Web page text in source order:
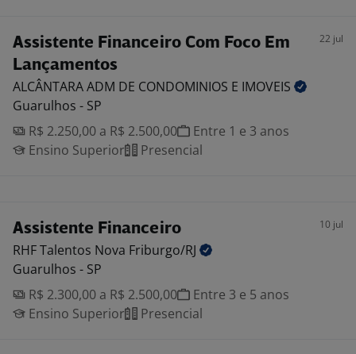
Assistente Financeiro Com Foco Em
Lançamentos
22 jul
ALCÂNTARA ADM DE CONDOMINIOS E IMOVEIS
Guarulhos - SP
R$ 2.250,00 a R$ 2.500,00
Entre 1 e 3 anos
Ensino Superior
Presencial
Assistente Financeiro 10 jul
RHF Talentos Nova Friburgo/RJ
Guarulhos - SP
R$ 2.300,00 a R$ 2.500,00
Entre 3 e 5 anos
Ensino Superior
Presencial